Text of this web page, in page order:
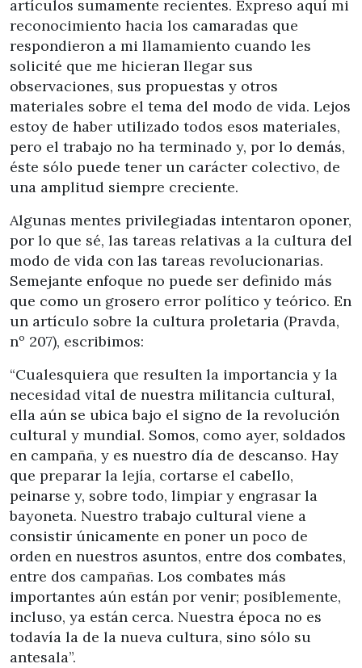
artículos sumamente recientes. Expreso aquí mi
reconocimiento hacia los camaradas que
respondieron a mi llamamiento cuando les
solicité que me hicieran llegar sus
observaciones, sus propuestas y otros
materiales sobre el tema del modo de vida. Lejos
estoy de haber utilizado todos esos materiales,
pero el trabajo no ha terminado y, por lo demás,
éste sólo puede tener un carácter colectivo, de
una amplitud siempre creciente.
Algunas mentes privilegiadas intentaron oponer,
por lo que sé, las tareas relativas a la cultura del
modo de vida con las tareas revolucionarias.
Semejante enfoque no puede ser definido más
que como un grosero error político y teórico. En
un artículo sobre la cultura proletaria (Pravda,
nº 207), escribimos:
“Cualesquiera que resulten la importancia y la
necesidad vital de nuestra militancia cultural,
ella aún se ubica bajo el signo de la revolución
cultural y mundial. Somos, como ayer, soldados
en campaña, y es nuestro día de descanso. Hay
que preparar la lejía, cortarse el cabello,
peinarse y, sobre todo, limpiar y engrasar la
bayoneta. Nuestro trabajo cultural viene a
consistir únicamente en poner un poco de
orden en nuestros asuntos, entre dos combates,
entre dos campañas. Los combates más
importantes aún están por venir; posiblemente,
incluso, ya están cerca. Nuestra época no es
todavía la de la nueva cultura, sino sólo su
antesala”.